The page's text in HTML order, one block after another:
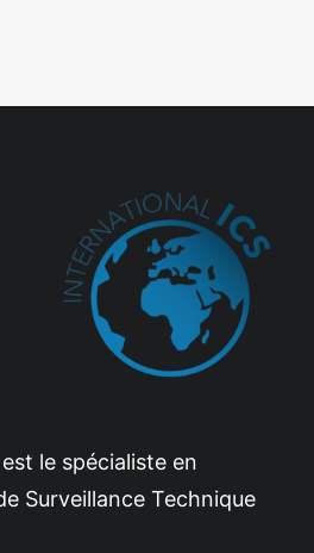
est le spécialiste en
Surveillance Technique